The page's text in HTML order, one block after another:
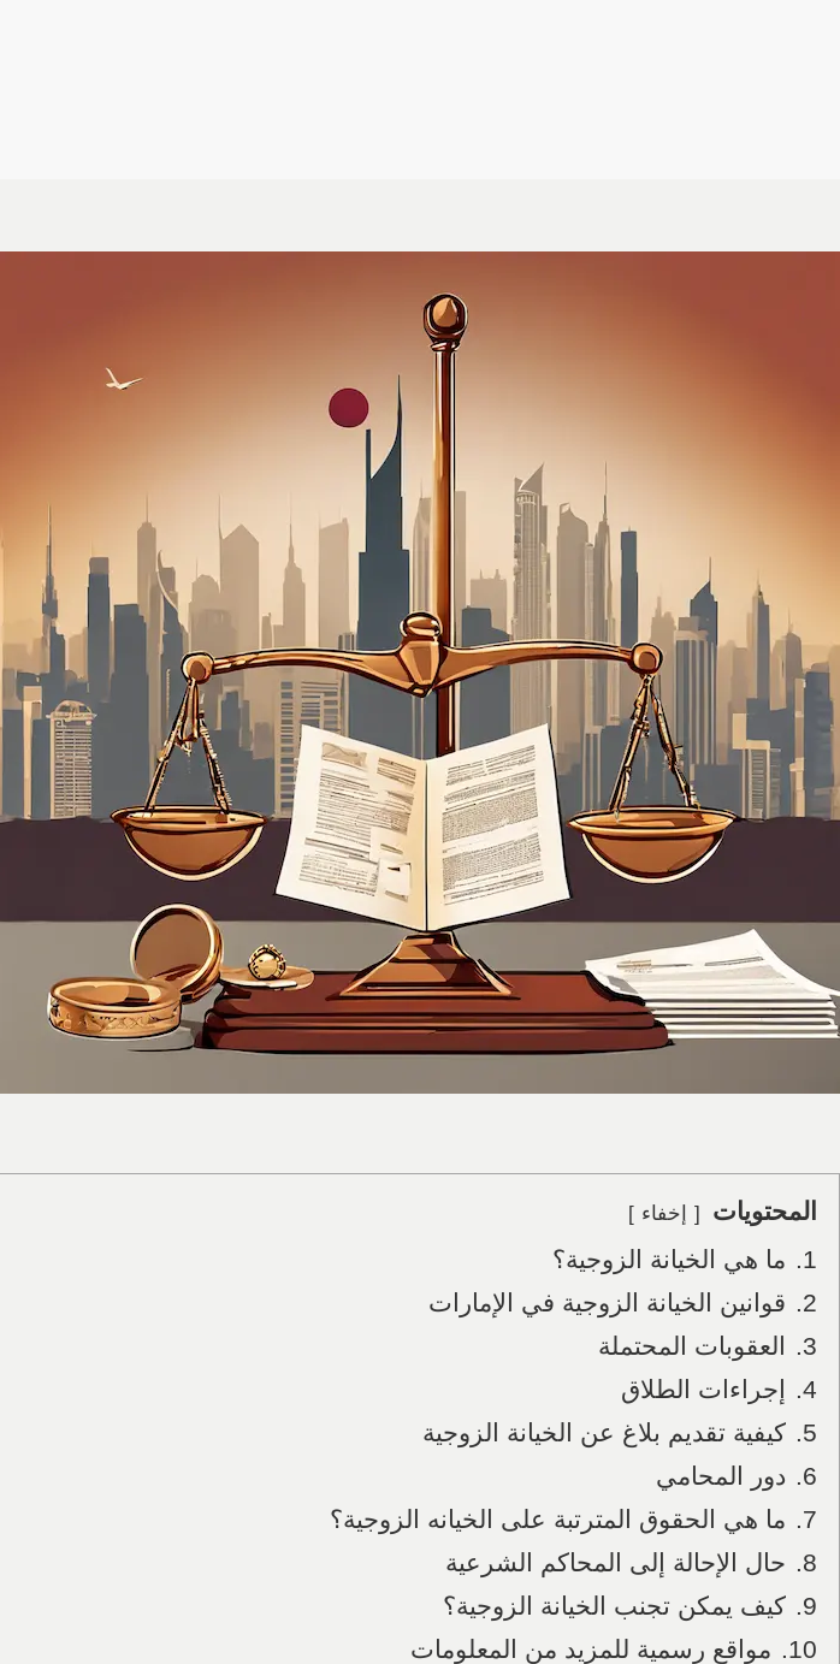
المحتويات إخفاء
1.
ما هي الخيانة الزوجية؟
2.
قوانين الخيانة الزوجية في الإمارات
3.
العقوبات المحتملة
4.
إجراءات الطلاق
5.
كيفية تقديم بلاغ عن الخيانة الزوجية
6.
دور المحامي
7.
ما هي الحقوق المترتبة على الخيانه الزوجية؟
8.
حال الإحالة إلى المحاكم الشرعية
9.
كيف يمكن تجنب الخيانة الزوجية؟
10.
مواقع رسمية للمزيد من المعلومات